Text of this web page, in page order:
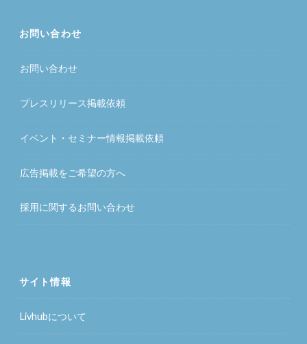
お問い合わせ
お問い合わせ
プレスリリース掲載依頼
イベント・セミナー情報掲載依頼
広告掲載をご希望の方へ
採用に関するお問い合わせ
サイト情報
Livhubについて